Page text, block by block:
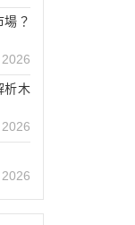
？
析木